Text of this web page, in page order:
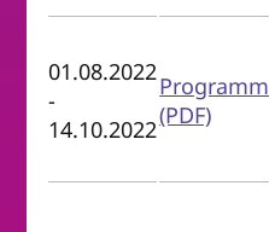
01.08.2022
-
14.10.2022
Programm
(PDF)